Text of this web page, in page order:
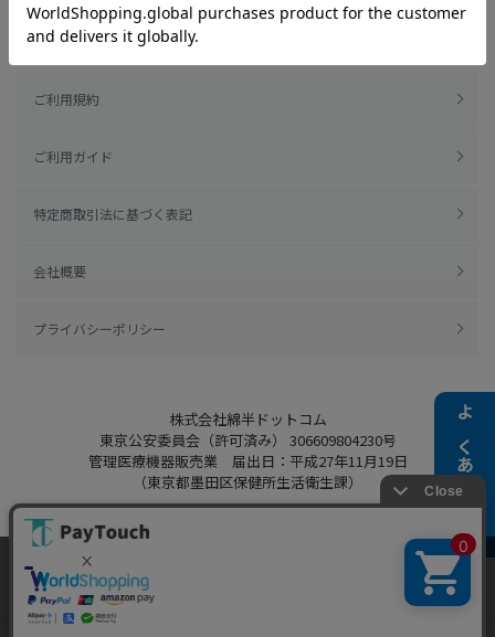
よくある質問
ご利用規約
ご利用ガイド
特定商取引法に基づく表記
会社概要
プライバシーポリシー
株式会社綿半ドットコム
東京公安委員会（許可済み） 306609804230号
管理医療機器販売業 届出日：平成27年11月19日
（東京都墨田区保健所生活衛生課）
Copyright 2022
Powered by Watahan Partners Co., Ltd.
当ウェブサイトでは、お客様により良いサービス
をご提供するため、クッキーを利用しています。
サイト利用を継続することにより、クッキーの使
同意する